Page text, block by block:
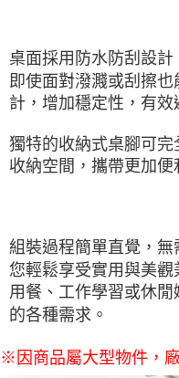
桌面採用防水防刮設計
即使面對潑濺或刮擦
計，增加穩定性，有效
獨特的收納式桌腳可
收納空間，攜帶更加便
組裝過程簡單直覺，
您輕鬆享受實用與美
用餐、工作學習或休
的各種需求。
※因商品屬大型物件，